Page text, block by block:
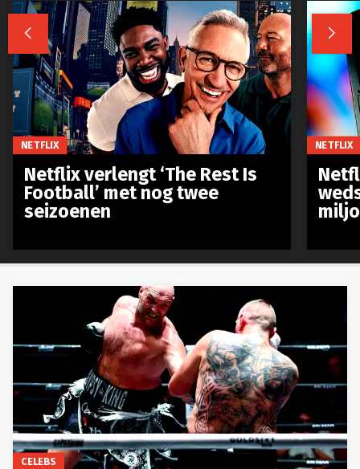
CELEBS
 
NETFLIX
Netflix verlengt ‘The Rest Is
Football’ met nog twee
seizoenen
NETFLIX